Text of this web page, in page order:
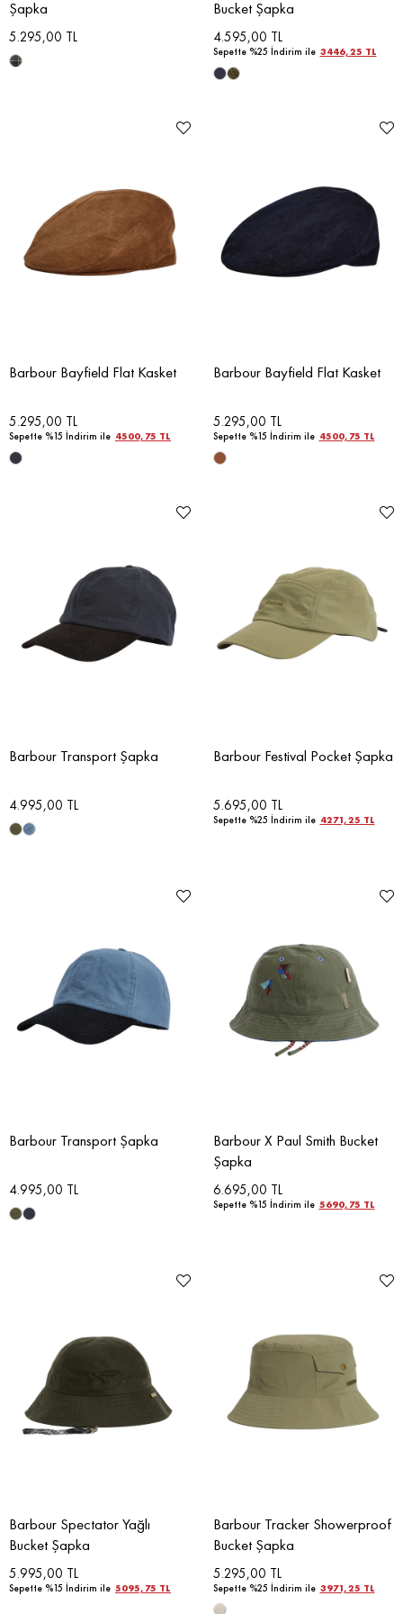
Şapka
5.295,00 TL
Bucket Şapka
4.595,00 TL
Sepette %25 İndirim ile 3446,25 TL
Barbour Bayfield Flat Kasket
5.295,00 TL
Sepette %15 İndirim ile 4500,75 TL
Barbour Bayfield Flat Kasket
5.295,00 TL
Sepette %15 İndirim ile 4500,75 TL
Barbour Transport Şapka
4.995,00 TL
Barbour Festival Pocket Şapka
5.695,00 TL
Sepette %25 İndirim ile 4271,25 TL
Barbour Transport Şapka
4.995,00 TL
Barbour X Paul Smith Bucket
Şapka
6.695,00 TL
Sepette %15 İndirim ile 5690,75 TL
Barbour Spectator Yağlı
Bucket Şapka
5.995,00 TL
Sepette %15 İndirim ile 5095,75 TL
Barbour Tracker Showerproof
Bucket Şapka
5.295,00 TL
Sepette %25 İndirim ile 3971,25 TL